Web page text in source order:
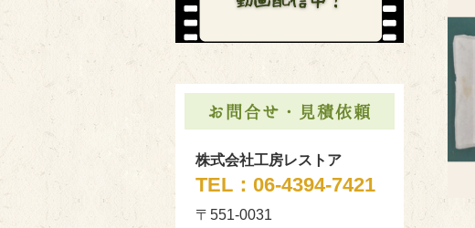
お問合せ・見積依頼
株式会社工房レストア
TEL： 06-4394-7421
〒551-0031